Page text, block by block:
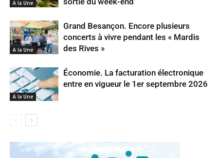
A la Une
A la Une
Grand Besançon. Encore plusieurs
concerts à vivre pendant les « Mardis
des Rives »
A la Une
Économie. La facturation électronique
entre en vigueur le 1er septembre 2026